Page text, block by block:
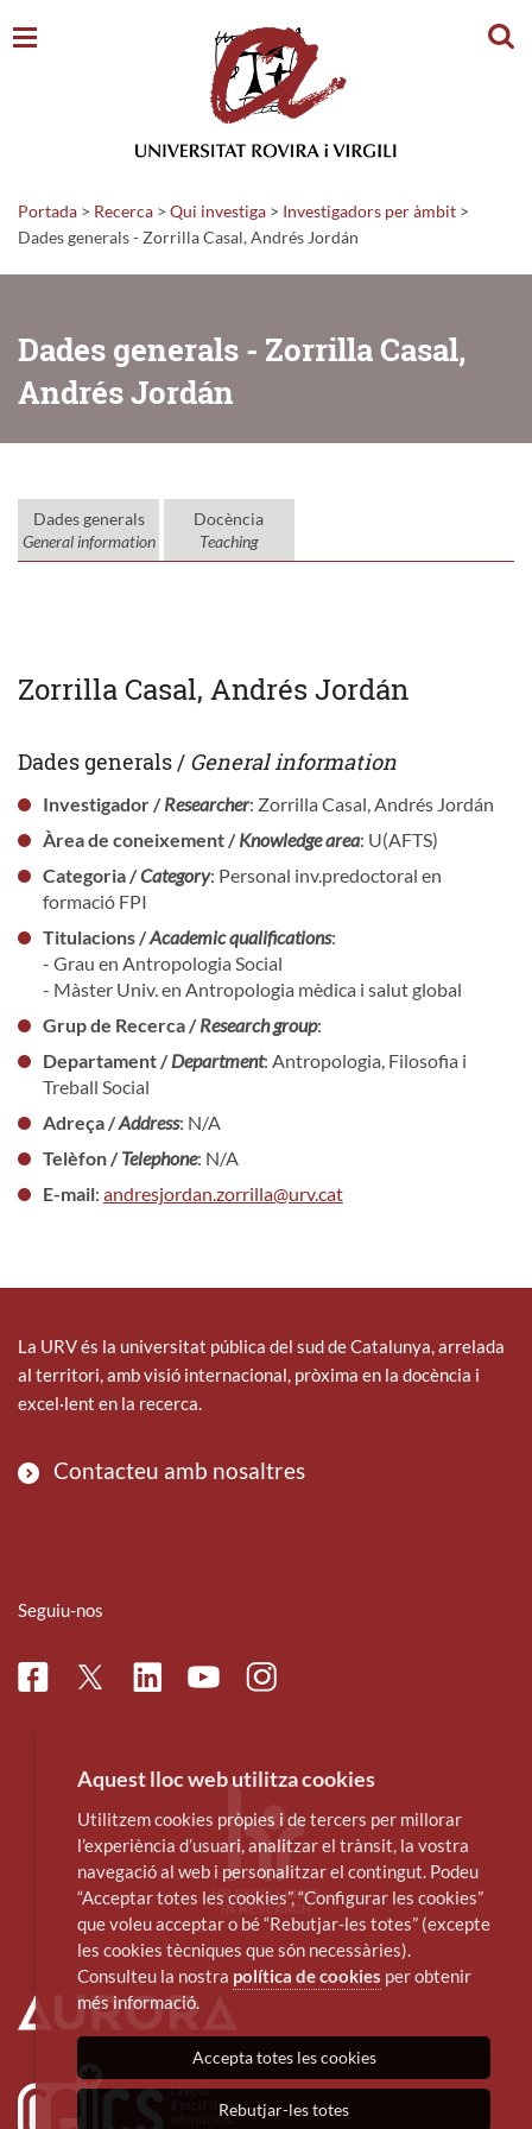
Portada > Recerca > Qui investiga > Investigadors per àmbit >
Dades generals - Zorrilla Casal, Andrés Jordán
Dades generals - Zorrilla Casal,
Andrés Jordán
Dades generals
General information
Docència
Teaching
Zorrilla Casal, Andrés Jordán
Dades generals / General information
Investigador /Researcher: Zorrilla Casal, Andrés Jordán
Àrea de coneixement /Knowledge area: U(AFTS)
Categoria /Category: Personal inv.predoctoral en
formació FPI
Titulacions /Academic qualifications:
- Grau en Antropologia Social
- Màster Univ. en Antropologia mèdica i salut global
Grup de Recerca /Research group:
Departament /Department: Antropologia, Filosofia i
Treball Social
Adreça /Address: N/A
Telèfon /Telephone: N/A
E-mail: andresjordan.zorrilla@urv.cat
La URV és la universitat pública del sud de Catalunya, arrelada
al territori, amb visió internacional, pròxima en la docència i
excel·lent en la recerca.
Contacteu amb nosaltres
Seguiu-nos
FacebookTwitterLinkedinYoutubeInstagram
Aquest lloc web utilitza cookies
Utilitzem cookies pròpies i de tercers per millorar
l’experiència d’usuari, analitzar el trànsit, la vostra
navegació al web i personalitzar el contingut. Podeu
“Acceptar totes les cookies”, “Configurar les cookies”
que voleu acceptar o bé “Rebutjar-les totes” (excepte
les cookies tècniques que són necessàries).
Consulteu la nostra política de cookies per obtenir
més informació.
Accepta totes les cookies
Rebutjar-les totes